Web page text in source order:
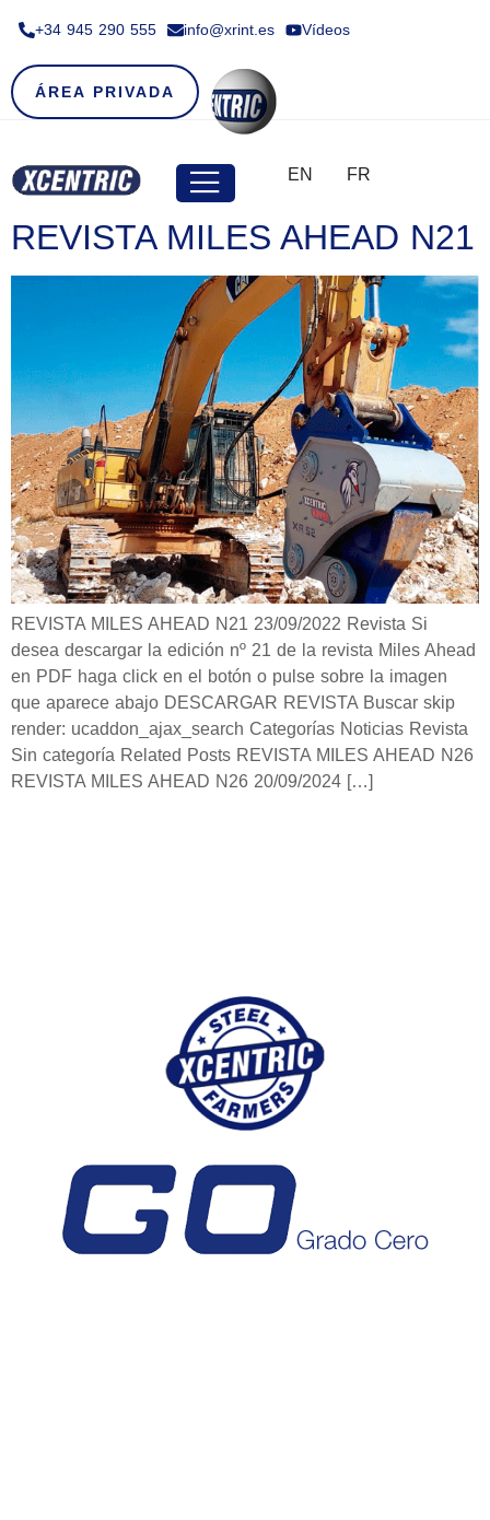
+34 945 290 555​ info@xrint.es Vídeos
ÁREA PRIVADA
EN FR
REVISTA MILES AHEAD N21
REVISTA MILES AHEAD N21 23/09/2022 Revista Si
desea descargar la edición nº 21 de la revista Miles Ahead
en PDF haga click en el botón o pulse sobre la imagen
que aparece abajo DESCARGAR REVISTA Buscar skip
render: ucaddon_ajax_search Categorías Noticias Revista
Sin categoría Related Posts REVISTA MILES AHEAD N26
REVISTA MILES AHEAD N26 20/09/2024 […]